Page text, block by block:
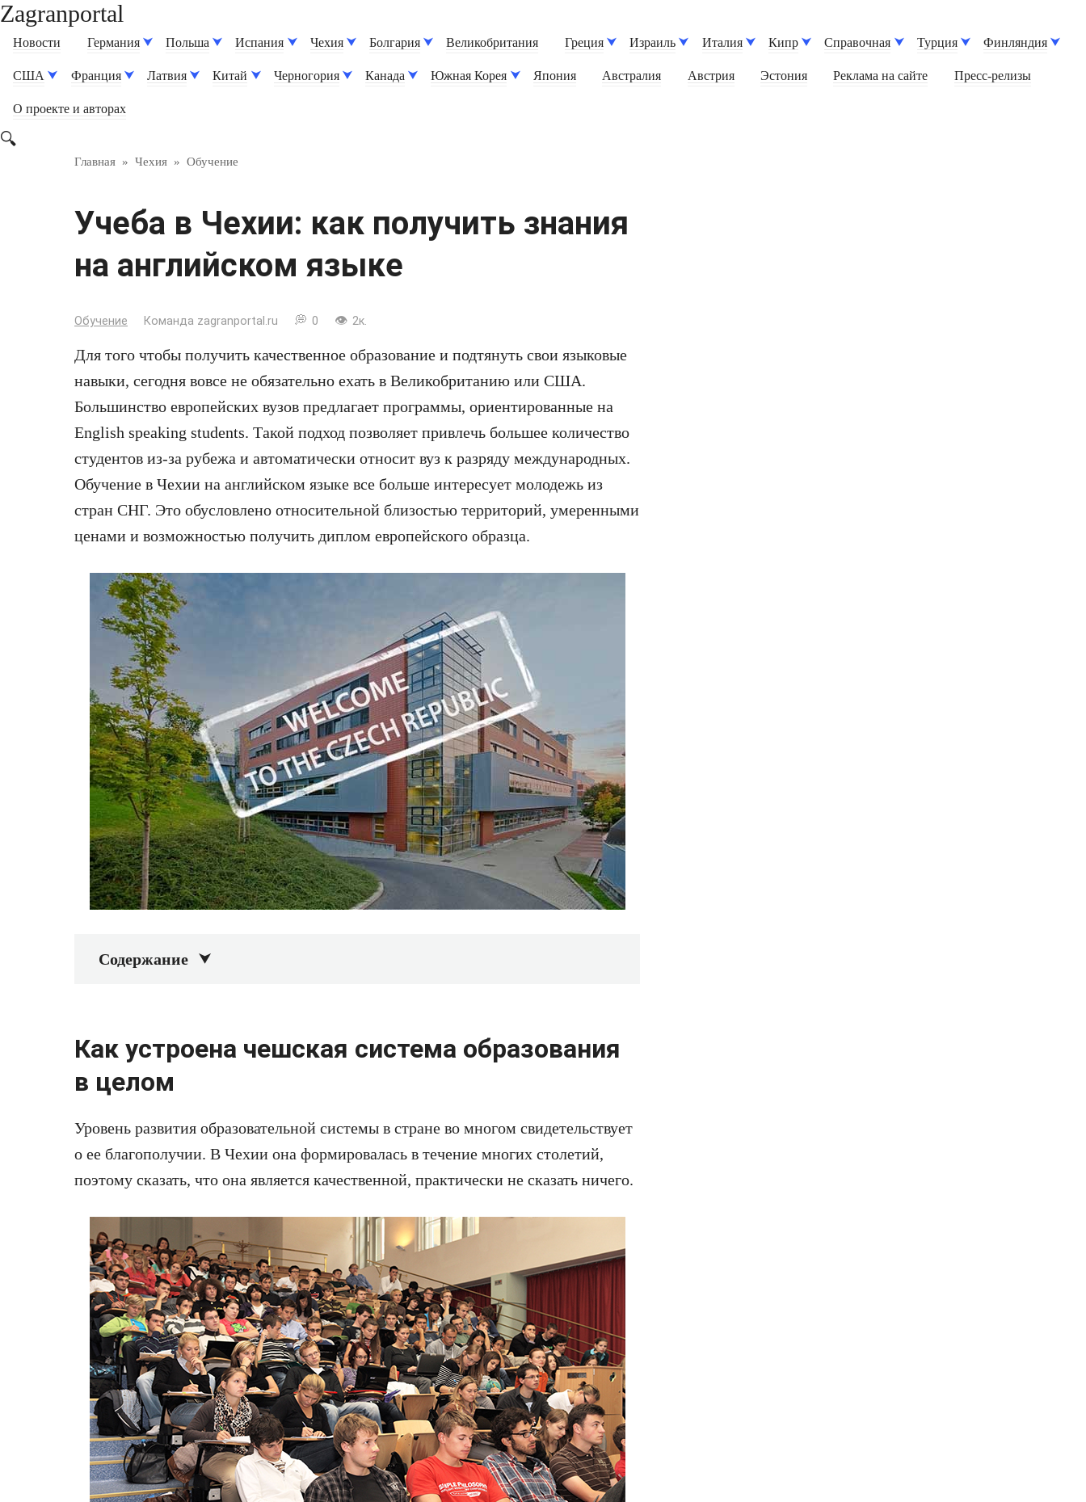
Перейти
Zagranportal
Новости Германия Польша Испания Чехия Болгария Великобритания Греция Израиль Италия Кипр Справочная Турция Финляндия
США Франция Латвия Китай Черногория Канада Южная Корея Япония Австралия Австрия Эстония Реклама на сайте Пресс-релизы
О проекте и авторах
Главная » Чехия » Обучение
Учеба в Чехии: как получить знания
на английском языке
Обучение Команда zagranportal.ru 0 2к.
Для того чтобы получить качественное образование и подтянуть свои языковые
навыки, сегодня вовсе не обязательно ехать в Великобританию или США.
Большинство европейских вузов предлагает программы, ориентированные на
English speaking students. Такой подход позволяет привлечь большее количество
студентов из-за рубежа и автоматически относит вуз к разряду международных.
Обучение в Чехии на английском языке все больше интересует молодежь из
стран СНГ. Это обусловлено относительной близостью территорий, умеренными
ценами и возможностью получить диплом европейского образца.
Содержание
Как устроена чешская система образования
в целом
Уровень развития образовательной системы в стране во многом свидетельствует
о ее благополучии. В Чехии она формировалась в течение многих столетий,
поэтому сказать, что она является качественной, практически не сказать ничего.